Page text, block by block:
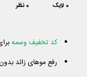
0 لایک 0 نظر
کد تخفیف وسمه
رفع موهای زائد